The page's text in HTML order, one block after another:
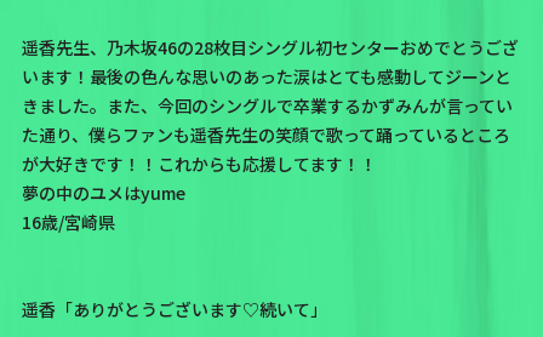
遥香先生、乃木坂46の28枚目シングル初センターおめでとうござ
います！最後の色んな思いのあった涙はとても感動してジーンと
きました。また、今回のシングルで卒業するかずみんが言ってい
た通り、僕らファンも遥香先生の笑顔で歌って踊っているところ
が大好きです！！これからも応援してます！！
夢の中のユメはyume
16歳/宮崎県
遥香「ありがとうございます♡続いて」